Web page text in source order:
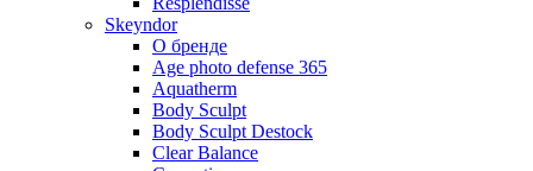
Skeyndor
О бренде
Age photo defense 365
Aquatherm
Body Sculpt
Body Sculpt Destock
Clear Balance